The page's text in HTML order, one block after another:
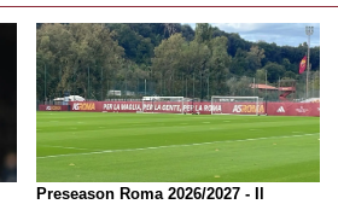
Preseason Roma 2026/2027 - Il